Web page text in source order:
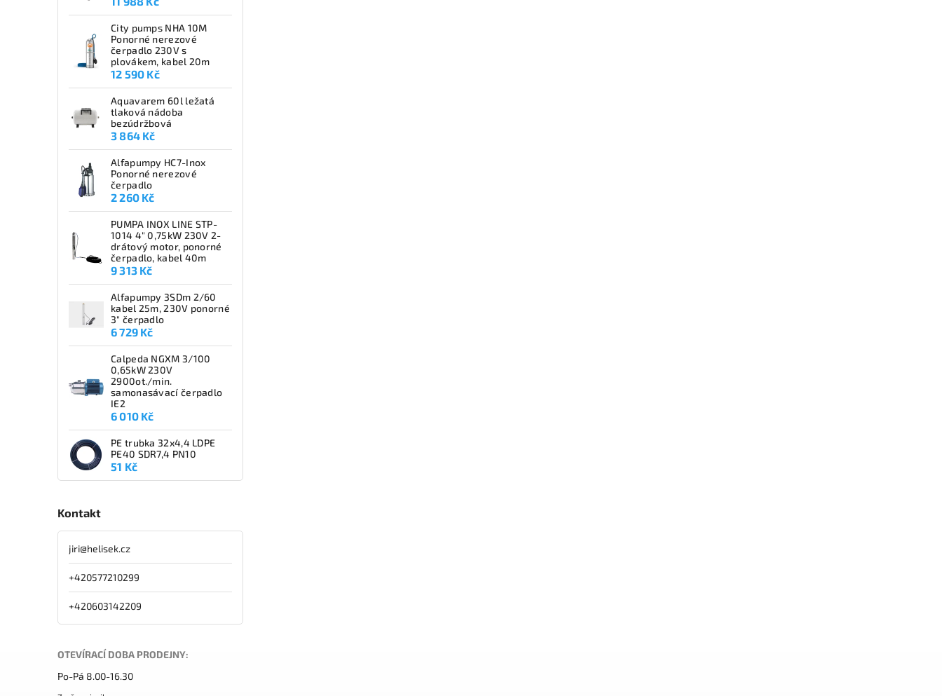
City pumps NHA 10M
Ponorné nerezové
čerpadlo 230V s
plovákem, kabel 20m
12 590 Kč
Aquavarem 60l ležatá
tlaková nádoba
bezúdržbová
3 864 Kč
Alfapumpy HC7-Inox
Ponorné nerezové
čerpadlo
2 260 Kč
PUMPA INOX LINE STP-
1014 4" 0,75kW 230V 2-
drátový motor, ponorné
čerpadlo, kabel 40m
9 313 Kč
Alfapumpy 3SDm 2/60
kabel 25m, 230V ponorné
3" čerpadlo
6 729 Kč
Calpeda NGXM 3/100
0,65kW 230V
2900ot./min.
samonasávací čerpadlo
IE2
6 010 Kč
PE trubka 32x4,4 LDPE
PE40 SDR7,4 PN10
51 Kč
Kontakt
jiri@helisek.cz
+420577210299
+420603142209
OTEVÍRACÍ DOBA PRODEJNY:
Po-Pá 8.00-16.30